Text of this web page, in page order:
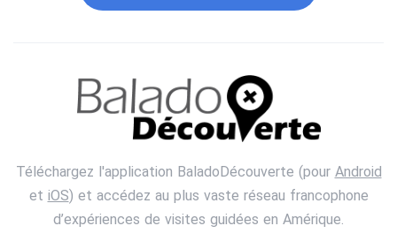
Téléchargez l'application BaladoDécouverte (pour Android
et iOS) et accédez au plus vaste réseau francophone
d’expériences de visites guidées en Amérique.